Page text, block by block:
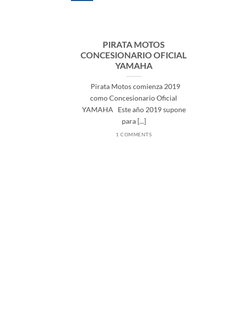
PIRATA MOTOS
CONCESIONARIO OFICIAL
YAMAHA
Pirata Motos comienza 2019
como Concesionario Oficial
YAMAHA Este año 2019 supone
para [...]
1 COMMENTS